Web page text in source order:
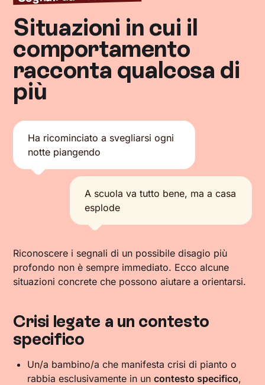
Situazioni in cui il
comportamento
racconta qualcosa di
più
Ha ricominciato a svegliarsi ogni
notte piangendo
A scuola va tutto bene, ma a casa
esplode
Riconoscere i segnali di un possibile disagio più
profondo non è sempre immediato. Ecco alcune
situazioni concrete che possono aiutare a orientarsi.
Crisi legate a un contesto
specifico
Un/a bambino/a che manifesta crisi di pianto o
rabbia esclusivamente in uncontesto specifico,